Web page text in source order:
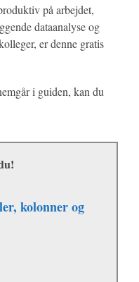
på arbejdet,
dataanalyse og
er denne gratis
i guiden, kan du
kolonner og